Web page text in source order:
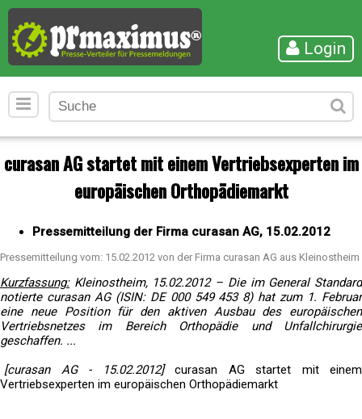
Login
curasan AG startet mit einem Vertriebsexperten im
europäischen Orthopädiemarkt
Pressemitteilung der Firma curasan AG, 15.02.2012
Pressemitteilung vom: 15.02.2012 von der Firma curasan AG aus Kleinostheim
Kurzfassung:Kleinostheim, 15.02.2012 – Die im General Standard
notierte curasan AG (ISIN: DE 000 549 453 8) hat zum 1. Februar
eine neue Position für den aktiven Ausbau des europäischen
Vertriebsnetzes im Bereich Orthopädie und Unfallchirurgie
geschaffen. ...
[curasan AG - 15.02.2012]curasan AG startet mit einem
Vertriebsexperten im europäischen Orthopädiemarkt